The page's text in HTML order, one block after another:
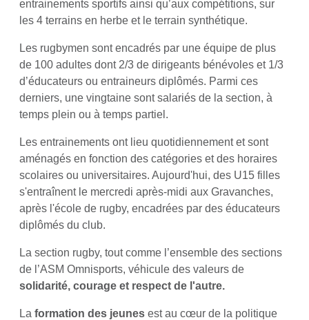
entrainements sportifs ainsi qu’aux compétitions, sur
les 4 terrains en herbe et le terrain synthétique.
Les rugbymen sont encadrés par une équipe de plus
de 100 adultes dont 2/3 de dirigeants bénévoles et 1/3
d’éducateurs ou entraineurs diplômés. Parmi ces
derniers, une vingtaine sont salariés de la section, à
temps plein ou à temps partiel.
Les entrainements ont lieu quotidiennement et sont
aménagés en fonction des catégories et des horaires
scolaires ou universitaires. Aujourd'hui, des U15 filles
s'entraînent le mercredi après-midi aux Gravanches,
après l'école de rugby, encadrées par des éducateurs
diplômés du club.
La section rugby, tout comme l’ensemble des sections
de l’ASM Omnisports, véhicule des valeurs de
solidarité, courage et respect de l'autre.
La formation des jeunes est au cœur de la politique